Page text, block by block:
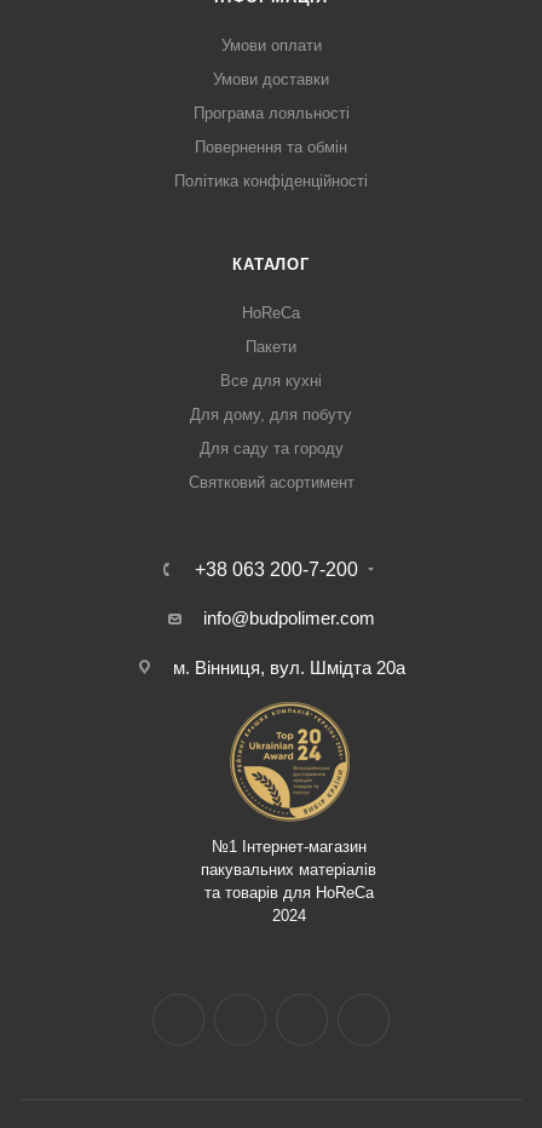
Умови оплати
Умови доставки
Програма лояльності
Повернення та обмін
Політика конфіденційності
КАТАЛОГ
HoReCa
Пакети
Все для кухні
Для дому, для побуту
Для саду та городу
Святковий асортимент
+38 063 200-7-200
info@budpolimer.com
м. Вінниця, вул. Шмідта 20а
№1 Інтернет-магазин
пакувальних матеріалів
та товарів для HoReCa
2024